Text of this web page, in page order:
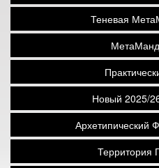
Теневая
Новый 2025/
Архетипический
Территория